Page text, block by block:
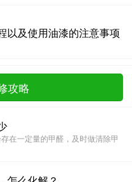
以及使用油漆的注意事项
攻略
在一定量的甲醛，及时做清除甲